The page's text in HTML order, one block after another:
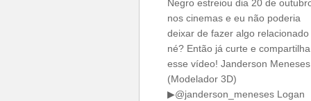
Negro estreiou dia 20 de
nos cinemas e eu não poderia
deixar de fazer algo relacionado
né? Então já curte e compartilha
esse vídeo! Janderson Meneses
(Modelador 3D)
▶@janderson_meneses Logan